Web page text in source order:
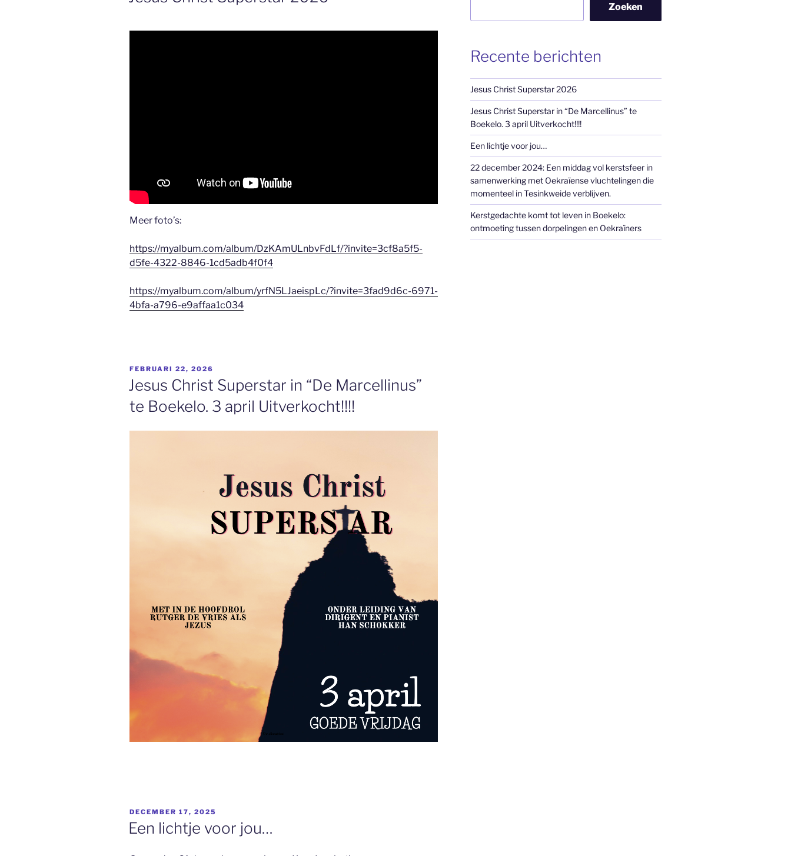
Meer foto’s:
https://myalbum.com/album/DzKAmULnbvFdLf/?invite=3cf8a5f5-
d5fe-4322-8846-1cd5adb4f0f4
https://myalbum.com/album/yrfN5LJaeispLc/?invite=3fad9d6c-6971-
4bfa-a796-e9affaa1c034
GEPLAATST
OP
FEBRUARI 22, 2026
Jesus Christ Superstar in “De Marcellinus”
te Boekelo. 3 april Uitverkocht!!!!
GEPLAATST
OP
DECEMBER 17, 2025
Een lichtje voor jou…
Zoeken
Recente berichten
Jesus Christ Superstar 2026
Jesus Christ Superstar in “De Marcellinus” te
Boekelo. 3 april Uitverkocht!!!!
Een lichtje voor jou…
22 december 2024: Een middag vol kerstsfeer in
samenwerking met Oekraïense vluchtelingen die
momenteel in Tesinkweide verblijven.
Kerstgedachte komt tot leven in Boekelo:
ontmoeting tussen dorpelingen en Oekraïners